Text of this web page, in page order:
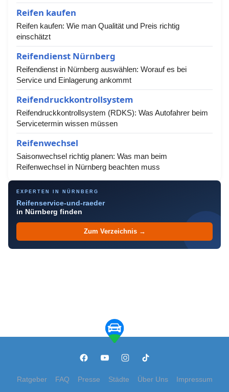
Reifen kaufen
Reifen kaufen: Wie man Qualität und Preis richtig
einschätzt
Reifendienst Nürnberg
Reifendienst in Nürnberg auswählen: Worauf es bei
Service und Einlagerung ankommt
Reifendruckkontrollsystem
Reifendruckkontrollsystem (RDKS): Was Autofahrer beim
Servicetermin wissen müssen
Reifenwechsel
Saisonwechsel richtig planen: Was man beim
Reifenwechsel in Nürnberg beachten muss
EXPERTEN IN NÜRNBERG
Reifenservice-und-raeder
in Nürnberg finden
Zum Verzeichnis →
Ratgeber FAQ Presse Städte Über Uns Impressum